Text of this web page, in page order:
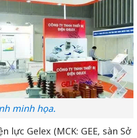
minh họa.
lực Gelex (MCK: GEE, sàn Sở